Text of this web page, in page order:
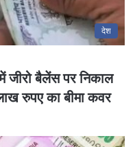
देश
बैलेंस पर निकाल
रुपए का बीमा कवर